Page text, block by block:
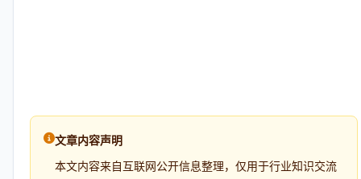
文章内容声明
本文内容来自互联网公开信息整理，仅用于行业知识交流